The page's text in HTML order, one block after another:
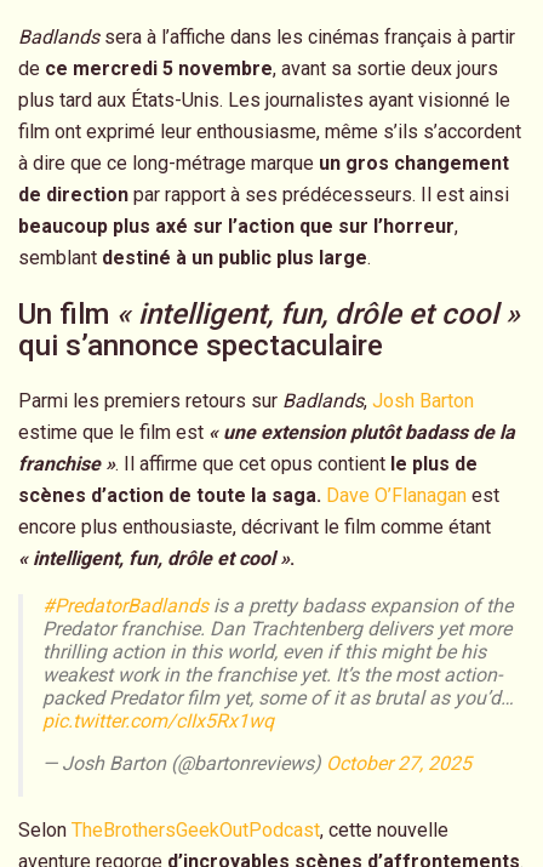
Badlandssera à l’affiche dans les cinémas français à partir
de ce mercredi 5 novembre, avant sa sortie deux jours
plus tard aux États-Unis. Les journalistes ayant visionné le
film ont exprimé leur enthousiasme, même s’ils s’accordent
à dire que ce long-métrage marque un gros changement
de direction par rapport à ses prédécesseurs. Il est ainsi
beaucoup plus axé sur l’action que sur l’horreur,
semblant destiné à un public plus large.
Un film « intelligent, fun, drôle et cool »
qui s’annonce spectaculaire
Parmi les premiers retours sur Badlands, Josh Barton
estime que le film est « une extension plutôt badass de la
franchise ». Il affirme que cet opus contient le plus de
scènes d’action de toute la saga. Dave O’Flanagan est
encore plus enthousiaste, décrivant le film comme étant
« intelligent, fun, drôle et cool ».
#PredatorBadlandsis a pretty badass expansion of the
Predator franchise. Dan Trachtenberg delivers yet more
thrilling action in this world, even if this might be his
weakest work in the franchise yet. It’s the most action-
packed Predator film yet, some of it as brutal as you’d…
pic.twitter.com/cIIx5Rx1wq
— Josh Barton (@bartonreviews) October 27, 2025
Selon TheBrothersGeekOutPodcast, cette nouvelle
aventure regorge d’incroyables scènes d’affrontements.